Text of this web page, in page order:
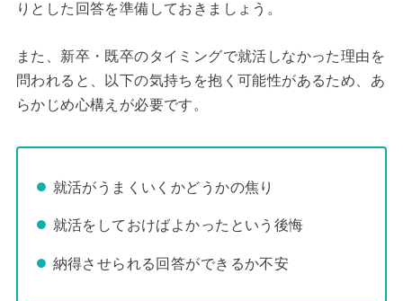
りとした回答を準備しておきましょう。
また、新卒・既卒のタイミングで就活しなかった理由を
問われると、以下の気持ちを抱く可能性があるため、あ
らかじめ心構えが必要です。
就活がうまくいくかどうかの焦り
就活をしておけばよかったという後悔
納得させられる回答ができるか不安